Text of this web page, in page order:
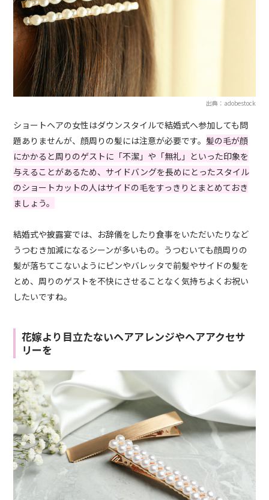
出典：adobestock
ショートヘアの女性はダウンスタイルで結婚式へ参加しても問
題ありませんが、顔周りの髪には注意が必要です。 髪の毛が顔
にかかると周りのゲストに「不潔」や「無礼」といった印象を
与えることがあるため、サイドバングを長めにとったスタイル
のショートカットの人はサイドの毛をすっきりとまとめておき
ましょう。
結婚式や披露宴では、お辞儀をしたり食事をいただいたりなど
うつむき加減になるシーンが多いもの。うつむいても顔周りの
髪が落ちてこないようにピンやバレッタで前髪やサイドの髪を
とめ、周りのゲストを不快にさせることなく気持ちよくお祝い
したいですね。
花嫁より目立たないヘアアレンジやヘアアクセサ
リーを